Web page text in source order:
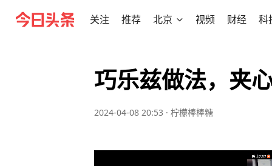
关注 推荐 北京 视频 财经 科
巧乐兹做法，夹
2024-04-08 20:53 · 柠檬棒棒糖